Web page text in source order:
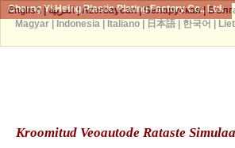
Cherng Yi Hsing Plastic Plating Factory Co., Ltd.
Kroomitud Veoautode Rataste
English |العربية|Azərbaycan|Беларуская|
Magyar| Indonesia| Italiano| 日本語| 한국어